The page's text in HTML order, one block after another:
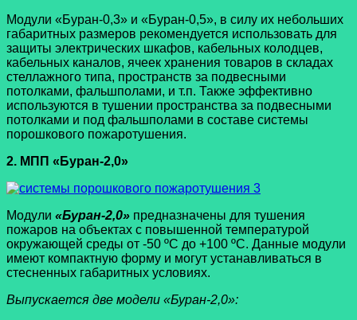
Модули «Буран-0,3» и «Буран-0,5», в силу их небольших
габаритных размеров рекомендуется использовать для
защиты электрических шкафов, кабельных колодцев,
кабельных каналов, ячеек хранения товаров в складах
стеллажного типа, пространств за подвесными
потолками, фальшполами, и т.п. Также эффективно
используются в тушении пространства за подвесными
потолками и под фальшполами в составе системы
порошкового пожаротушения.
2. МПП «Буран-2,0»
Модули «Буран-2,0» предназначены для тушения
пожаров на объектах с повышенной температурой
окружающей среды от -50 ºС до +100 ºС. Данные модули
имеют компактную форму и могут устанавливаться в
стесненных габаритных условиях.
Выпускается две модели «Буран-2,0»: